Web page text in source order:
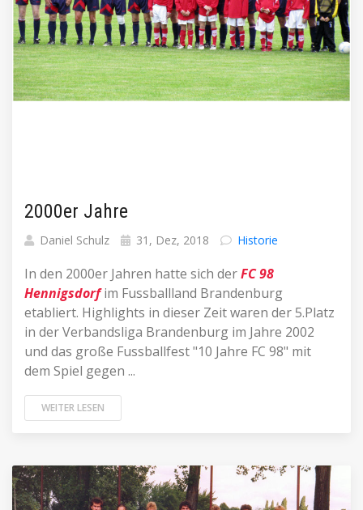
2000er Jahre
Daniel Schulz 31, Dez, 2018 Historie
In den 2000er Jahren hatte sich derFC 98
Hennigsdorfim Fussballland Brandenburg
etabliert. Highlights in dieser Zeit waren der 5.Platz
in der Verbandsliga Brandenburg im Jahre 2002
und das große Fussballfest "10 Jahre FC 98" mit
dem Spiel gegen ...
WEITER LESEN